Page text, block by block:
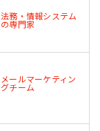
法務・情報システム
の専門家
メールマーケティン
グチーム